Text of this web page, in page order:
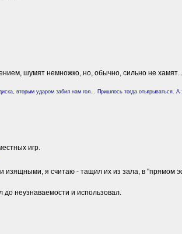
шумят немножко, но, обычно, сильно не хамят...
вторым ударом забил нам гол... Пришлось тогда
игр.
я считаю - тащил их из зала, в "прямом
неузнаваемости и использовал.